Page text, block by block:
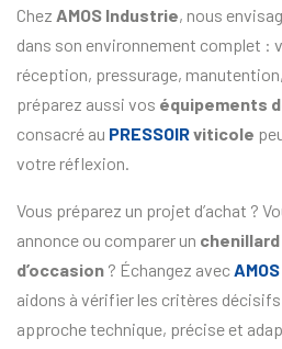
Chez AMOS Industrie, nous
dans son environnement complet :
réception, pressurage,
préparez aussi vos équipements
consacré au PRESSOIRviticole
votre réflexion.
Vous préparez un projet d’achat ?
annonce ou comparer un
d’occasion ? Échangez avec
aidons à vérifier les critères
approche technique, précise et